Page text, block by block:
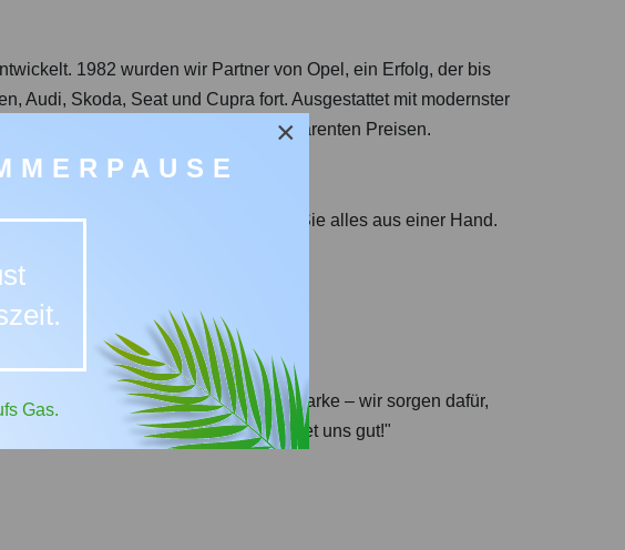
1982 wurden wir Partner von Opel, ein Erfolg, der bis
Audi, Skoda, Seat und Cupra fort. Ausgestattet mit modernster
– und das zu fairen, transparenten Preisen.
– bei uns bekommen Sie alles aus einer Hand.
Ihre kompetente Anlaufstelle.
einen Abschleppdienst.
Unabhängig von der Fahrzeugmarke – wir sorgen dafür,
Motto lautet: "Wer uns findet, findet uns gut!"
×
Gas.